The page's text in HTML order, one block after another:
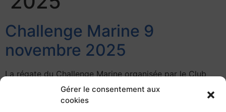
Gérer le consentement aux
cookies
Challenge Marine 9
novembre 2025
La régate du Challenge Marine organisée par le Club
Nautique de la Marine de Toulon aura lieu le dimanche 9
novembre 2025.